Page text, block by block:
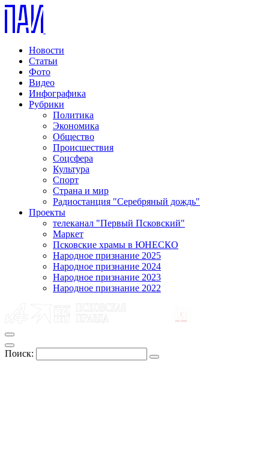
Новости
Статьи
Фото
Видео
Инфографика
Рубрики
Политика
Экономика
Общество
Происшествия
Соцсфера
Культура
Спорт
Страна и мир
Радиостанция "Серебряный дождь"
Проекты
телеканал "Первый Псковский"
Маркет
Псковские храмы в ЮНЕСКО
Народное признание 2025
Народное признание 2024
Народное признание 2023
Народное признание 2022
Поиск: